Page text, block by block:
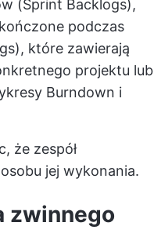
(Sprint Backlogs),
podczas
które zawierają
projektu lub
Burndown i
że zespół
jej wykonania.
zwinnego